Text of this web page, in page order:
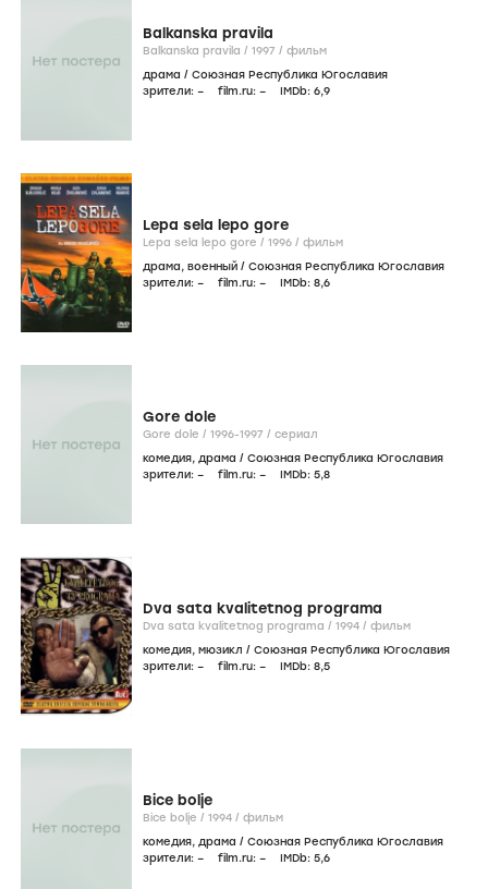
Balkanska pravila
Balkanska pravila / 1997 / фильм
драма / Союзная Республика Югославия
зрители: – film.ru: – IMDb: 6,9
Lepa sela lepo gore
Lepa sela lepo gore / 1996 / фильм
драма, военный / Союзная Республика Югославия
зрители: – film.ru: – IMDb: 8,6
Gore dole
Gore dole / 1996-1997 / сериал
комедия, драма / Союзная Республика Югославия
зрители: – film.ru: – IMDb: 5,8
Dva sata kvalitetnog programa
Dva sata kvalitetnog programa / 1994 / фильм
комедия, мюзикл / Союзная Республика Югославия
зрители: – film.ru: – IMDb: 8,5
Bice bolje
Bice bolje / 1994 / фильм
комедия, драма / Союзная Республика Югославия
зрители: – film.ru: – IMDb: 5,6